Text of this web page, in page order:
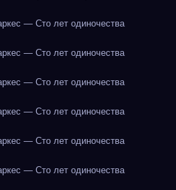
— Сто лет одиночества
— Сто лет одиночества
— Сто лет одиночества
— Сто лет одиночества
— Сто лет одиночества
— Сто лет одиночества